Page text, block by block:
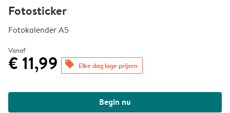
Fotosticker
Fotokalender A5
Vanaf
€ 11,99 offers Elke dag lage prijzen
Begin nu